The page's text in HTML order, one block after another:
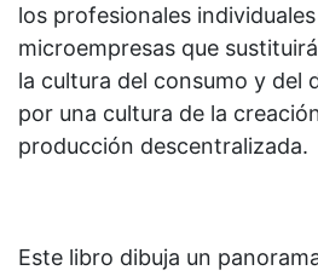
los profesionales
microempresas que
la cultura del consumo y del
por una cultura de la
producción descentralizada.
Este libro dibuja un